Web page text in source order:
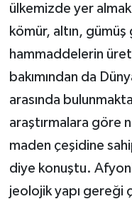
ülkemizde yer
kömür, altın,
hammaddelerin
bakımından da
arasında
araştırmalara göre
maden çeşidine
diye konuştu.
jeolojik yapı gereği